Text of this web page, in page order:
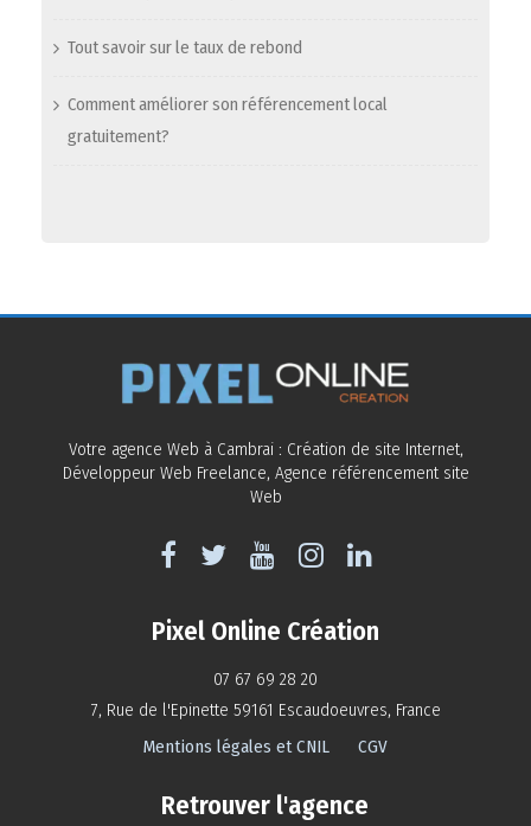
Tout savoir sur le taux de rebond
Comment améliorer son référencement local
gratuitement?
Votre agence Web à Cambrai : Création de site Internet,
Développeur Web Freelance, Agence référencement site
Web
Pixel Online Création
07 67 69 28 20
7, Rue de l'Epinette 59161 Escaudoeuvres, France
Mentions légales et CNIL
CGV
Retrouver l'agence